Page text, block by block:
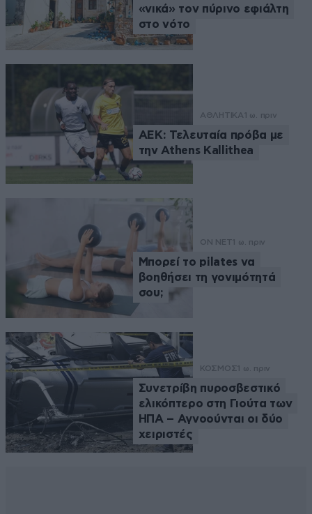
«νικά» τον πύρινο εφιάλτη
στο νότο
ΑΘΛΗΤΙΚΑ 1 ω. πριν
ΑΕΚ: Τελευταία πρόβα με
την Athens Kallithea
ON NET 1 ω. πριν
Μπορεί το pilates να
βοηθήσει τη γονιμότητά
σου;
ΚΟΣΜΟΣ 1 ω. πριν
Συνετρίβη πυροσβεστικό
ελικόπτερο στη Γιούτα των
ΗΠΑ – Αγνοούνται οι δύο
χειριστές